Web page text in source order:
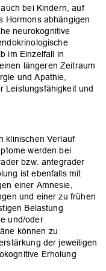
bei Kindern, auf
Hormons abhängigen
neurokognitive
im Einzelfall in
längeren Zeitraum
und Apathie,
Leistungsfähigkeit und
klinischen Verlauf
werden bei
bzw. antegrader
ist ebenfalls mit
einer Amnesie,
und einer zu frühen
Belastung
und/oder
können zu
der jeweiligen
Erholung